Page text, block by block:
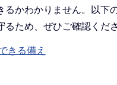
るかわかりません。以下
るため、ぜひご確認くださ
きる備え